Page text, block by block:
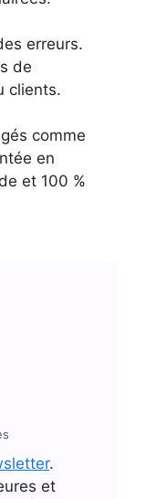
erreurs.
de
clients.
comme
en
et 100 %
.
et